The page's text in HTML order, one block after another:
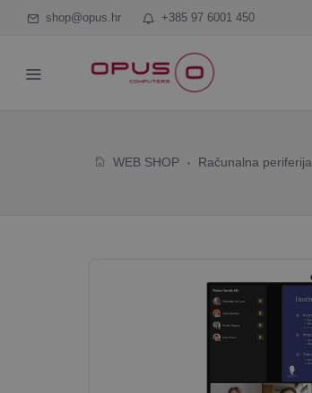
shop@opus.hr +385 97 6001 450
WEB SHOP Računalna periferija